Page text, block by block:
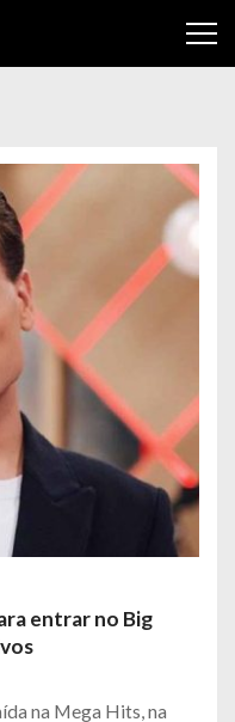
entrar no Big
na Mega Hits, na